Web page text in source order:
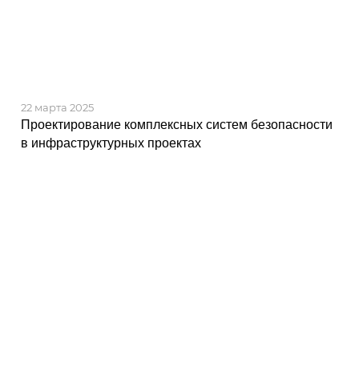
Проектирование комплексных систем безопасности
в инфраструктурных проектах
22 марта 2025